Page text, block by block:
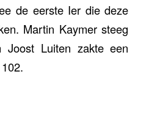
de eerste Ier die deze
Martin Kaymer steeg
Luiten zakte een